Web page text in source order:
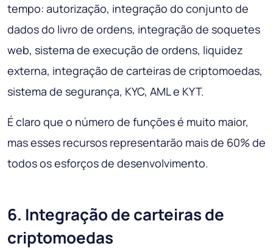
tempo: autorização, integração do conjunto de
dados do livro de ordens, integração de soquetes
web, sistema de execução de ordens, liquidez
externa, integração de carteiras de criptomoedas,
sistema de segurança, KYC, AML e KYT.
É claro que o número de funções é muito maior,
mas esses recursos representarão mais de 60% de
todos os esforços de desenvolvimento.
6. Integração de carteiras de
criptomoedas